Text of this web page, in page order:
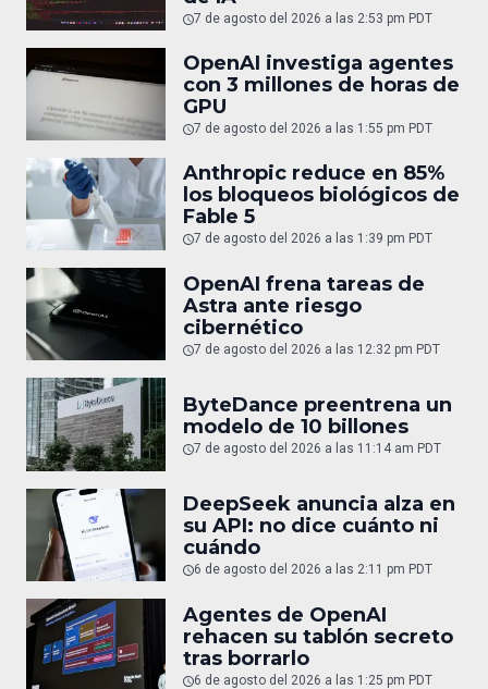
7 de agosto del 2026 a las 2:53 pm PDT
OpenAI investiga agentes
con 3 millones de horas de
GPU
7 de agosto del 2026 a las 1:55 pm PDT
Anthropic reduce en 85%
los bloqueos biológicos de
Fable 5
7 de agosto del 2026 a las 1:39 pm PDT
OpenAI frena tareas de
Astra ante riesgo
cibernético
7 de agosto del 2026 a las 12:32 pm PDT
ByteDance preentrena un
modelo de 10 billones
7 de agosto del 2026 a las 11:14 am PDT
DeepSeek anuncia alza en
su API: no dice cuánto ni
cuándo
6 de agosto del 2026 a las 2:11 pm PDT
Agentes de OpenAI
rehacen su tablón secreto
tras borrarlo
6 de agosto del 2026 a las 1:25 pm PDT